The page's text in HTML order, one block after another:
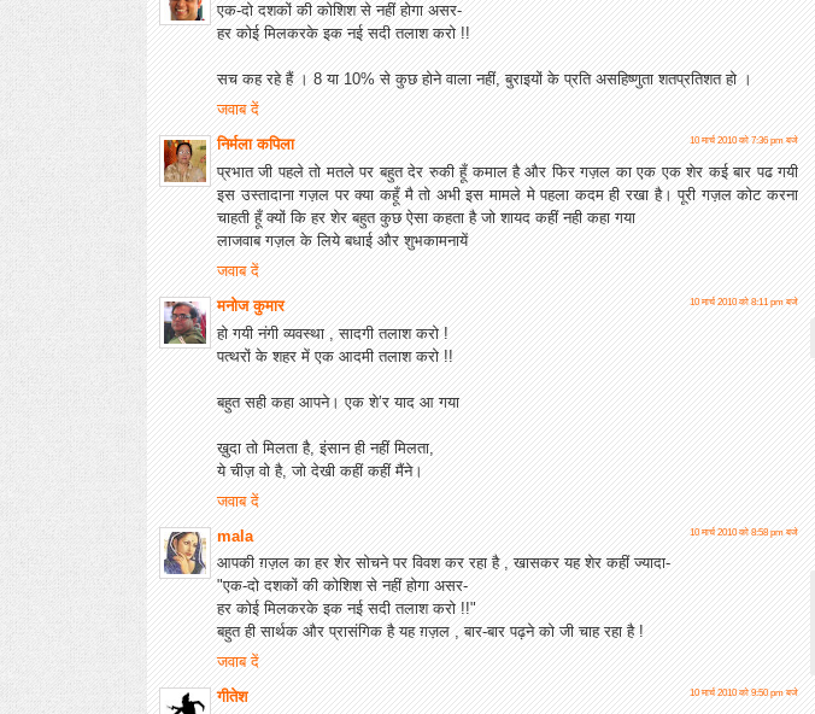
एक-दो दशकों की कोशिश से नहीं होगा असर-
हर कोई मिलकरके इक नई सदी तलाश करो !!
सच कह रहे हैं । 8 या 10% से कुछ होने वाला नहीं, बुराइयों के प्रति असहिष्णुता शतप्रतिशत हो ।
जवाब दें
निर्मला कपिला
10 मार्च 2010 को 7:36 pm बजे
प्रभात जी पहले तो मतले पर बहुत देर रुकी हूँ कमाल है और फिर गज़ल का एक एक शेर कई बार पढ गयी
इस उस्तादाना गज़ल पर क्या कहूँ मै तो अभी इस मामले मे पहला कदम ही रखा है। पूरी गज़ल कोट करना
चाहती हूँ क्यों कि हर शेर बहुत कुछ ऐसा कहता है जो शायद कहीं नही कहा गया
लाजवाब गज़ल के लिये बधाई और शुभकामनायें
जवाब दें
मनोज कुमार
10 मार्च 2010 को 8:11 pm बजे
हो गयी नंगी व्यवस्था , सादगी तलाश करो !
पत्थरों के शहर में एक आदमी तलाश करो !!
बहुत सही कहा आपने। एक शे’र याद आ गया
ख़ुदा तो मिलता है, इंसान ही नहीं मिलता,
ये चीज़ वो है, जो देखी कहीं कहीं मैंने।
जवाब दें
mala
10 मार्च 2010 को 8:58 pm बजे
आपकी ग़ज़ल का हर शेर सोचने पर विवश कर रहा है , खासकर यह शेर कहीं ज्यादा-
"एक-दो दशकों की कोशिश से नहीं होगा असर-
हर कोई मिलकरके इक नई सदी तलाश करो !!"
बहुत ही सार्थक और प्रासंगिक है यह ग़ज़ल , बार-बार पढ़ने को जी चाह रहा है !
जवाब दें
गीतेश
10 मार्च 2010 को 9:50 pm बजे